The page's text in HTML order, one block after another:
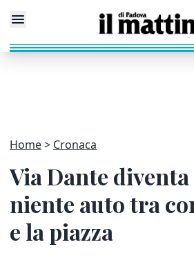
Home Cronaca
Via Dante
niente auto tra
e la piazza